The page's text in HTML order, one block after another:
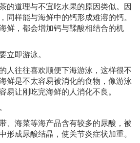
的道理与不宜吃水果的原因类似。因
同样能与海鲜中的钙形成难溶的钙。
鲜，都会增加钙与鞣酸相结合的机
立即游泳。
人往往喜欢顺便下海游泳，这样很不
鲜是不太容易被消化的食物，像游泳
易让刚吃完海鲜的人消化不良。
、海菜等海产品含有较多的尿酸，被
形成尿酸结晶，使关节炎症状加重。